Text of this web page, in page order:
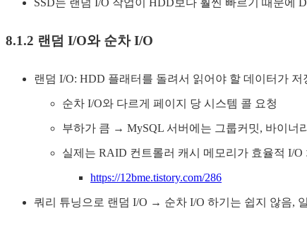
SSD는 랜덤 I/O 작업이 HDD보다 훨씬 빠르기 때문에
8.1.2 랜덤 I/O와 순차 I/O
랜덤 I/O: HDD 플래터를 돌려서 읽어야 할 데이터가
순차 I/O와 다르게 페이지 당 시스템 콜 요청
부하가 큼 → MySQL 서버에는 그룹커밋, 바이너
실제는 RAID 컨트롤러 캐시 메모리가 효율적 I/O
https://12bme.tistory.com/286
쿼리 튜닝으로 랜덤 I/O → 순차 I/O 하기는 쉽지 않음,